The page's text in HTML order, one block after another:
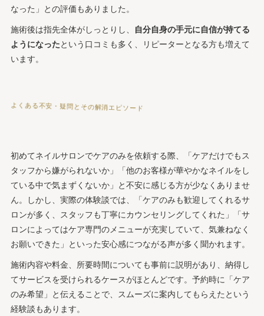
なった」との評価もありました。
施術後は指先全体がしっとりし、
自分自身の手元に自信が持てる
ようになった という口コミも多く、リピーターとなる方も増えて
います。
よくある不安・疑問とその解消エピソード
初めてネイルサロンでケアのみを依頼する際、「ケアだけでもス
タッフから嫌がられないか」「他のお客様が華やかなネイルをし
ている中で気まずくないか」と不安に感じる方が少なくありませ
ん。しかし、実際の体験談では、「ケアのみも歓迎してくれるサ
ロンが多く、スタッフも丁寧にカウンセリングしてくれた」「サ
ロンによってはケア専門のメニューが充実していて、気兼ねなく
お願いできた」といった安心感につながる声が多く聞かれます。
施術内容や料金、所要時間についても事前に説明があり、納得し
てサービスを受けられるケースがほとんどです。予約時に「ケア
のみ希望」と伝えることで、スムーズに案内してもらえたという
経験談もあります。